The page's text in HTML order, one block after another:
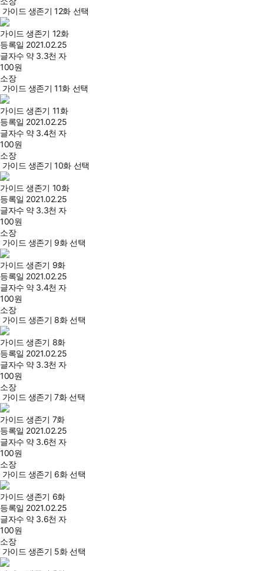
가이드 생존기 12화 선택
가이드 생존기 12화
등록일 2021.02.25
글자수 약 3.3천 자
100원
소장
가이드 생존기 11화 선택
가이드 생존기 11화
등록일 2021.02.25
글자수 약 3.4천 자
100원
소장
가이드 생존기 10화 선택
가이드 생존기 10화
등록일 2021.02.25
글자수 약 3.3천 자
100원
소장
가이드 생존기 9화 선택
가이드 생존기 9화
등록일 2021.02.25
글자수 약 3.4천 자
100원
소장
가이드 생존기 8화 선택
가이드 생존기 8화
등록일 2021.02.25
글자수 약 3.3천 자
100원
소장
가이드 생존기 7화 선택
가이드 생존기 7화
등록일 2021.02.25
글자수 약 3.6천 자
100원
소장
가이드 생존기 6화 선택
가이드 생존기 6화
등록일 2021.02.25
글자수 약 3.6천 자
100원
소장
가이드 생존기 5화 선택